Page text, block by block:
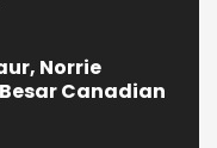
Norrie
Canadian